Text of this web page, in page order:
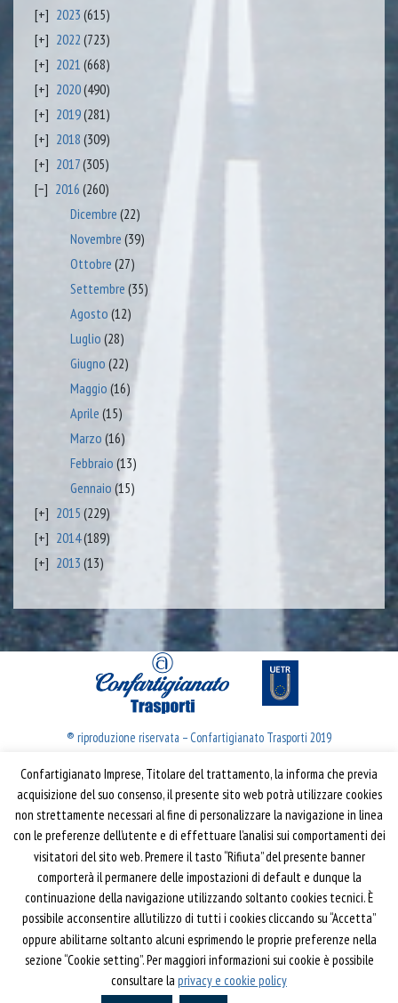
2023 (615)
2022 (723)
2021 (668)
2020(490)
2019(281)
2018 (309)
2017(305)
2016 (260)
Dicembre (22)
Novembre (39)
Ottobre (27)
Settembre (35)
Agosto (12)
Luglio (28)
Giugno (22)
Maggio (16)
Aprile (15)
Marzo (16)
Febbraio (13)
Gennaio (15)
2015 (229)
2014(189)
2013 (13)
® riproduzione riservata – Confartigianato Trasporti 2019
Confartigianato Trasporti
Via S. Giovanni in Laterano, 152 | 00184 Roma
T: 06 70374.275
trasporti@confartigianato.it
confartigianatotrasporti@pec.it
Privacy e Cookie Policy
Informativa
Riferimenti
Confartigianato Imprese, Titolare del trattamento, la informa che previa
acquisizione del suo consenso, il presente sito web potrà utilizzare cookies
non strettamente necessari al fine di personalizzare la navigazione in linea
con le preferenze dell’utente e di effettuare l’analisi sui comportamenti dei
visitatori del sito web. Premere il tasto “Rifiuta” del presente banner
comporterà il permanere delle impostazioni di default e dunque la
continuazione della navigazione utilizzando soltanto cookies tecnici. È
possibile acconsentire all’utilizzo di tutti i cookies cliccando su “Accetta”
oppure abilitarne soltanto alcuni esprimendo le proprie preferenze nella
sezione “Cookie setting”. Per maggiori informazioni sui cookie è possibile
consultare la privacy e cookie policy